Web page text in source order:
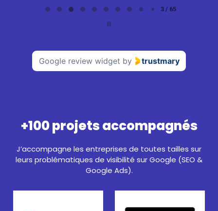
3 / 65
Google review widget by trustmary
+100 projets accompagnés
J’accompagne les entreprises de toutes tailles sur
leurs problématiques de visibilité sur Google (SEO &
Google Ads).